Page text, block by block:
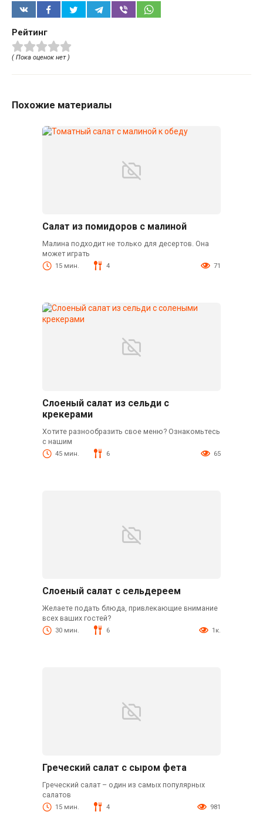
Рейтинг
( Пока оценок нет )
Похожие материалы
Салат из помидоров с малиной
Малина подходит не только для десертов. Она
может играть
15 мин. 4 71
Слоеный салат из сельди с
крекерами
Хотите разнообразить свое меню? Ознакомьтесь
с нашим
45 мин. 6 65
Слоеный салат с сельдереем
Желаете подать блюда, привлекающие внимание
всех ваших гостей?
30 мин. 6 1к.
Греческий салат с сыром фета
Греческий салат – один из самых популярных
салатов
15 мин. 4 981